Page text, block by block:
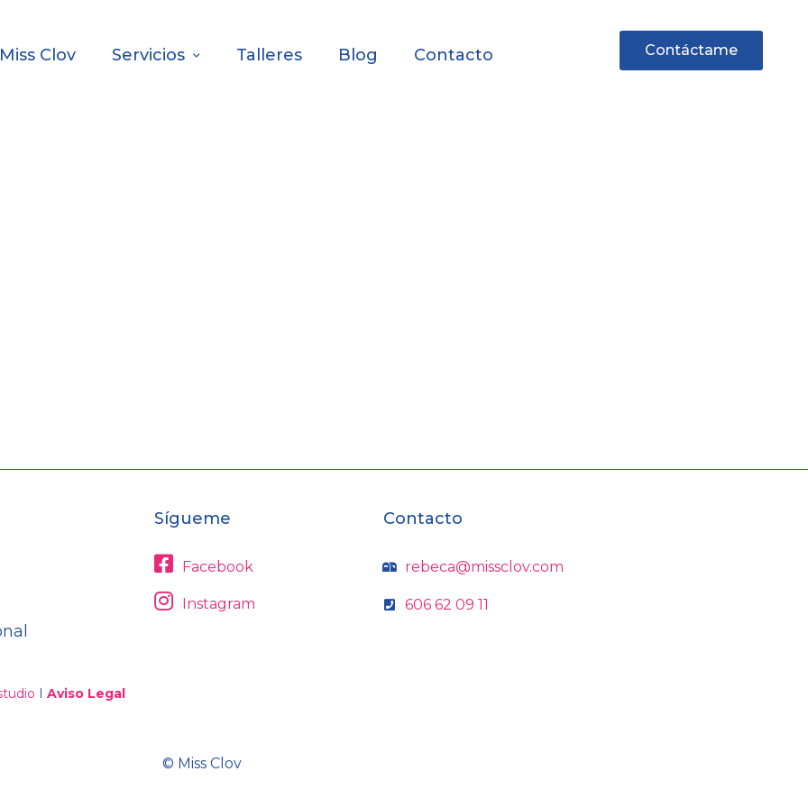
Clov Servicios Talleres Blog Contacto Contáctame
I Aviso Legal
Sígueme
Facebook
Instagram
Contacto
rebeca@missclov.com
606 62 09 11
© Miss Clov